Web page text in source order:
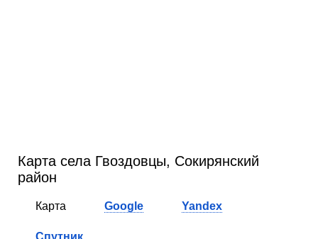
Карта села Гвоздовцы, Сокирянский
район
Карта Google Yandex
Спутник